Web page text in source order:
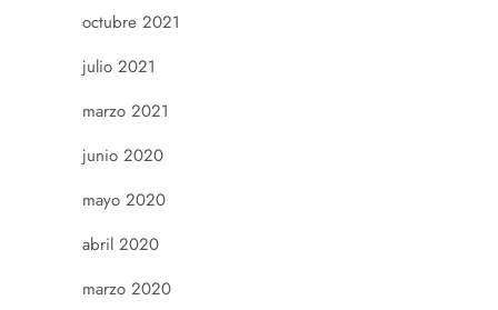
octubre 2021
julio 2021
marzo 2021
junio 2020
mayo 2020
abril 2020
marzo 2020